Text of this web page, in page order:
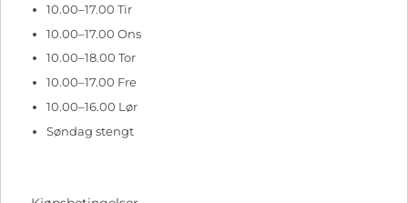
10.00–17.00 Tir
10.00–17.00 Ons
10.00–18.00 Tor
10.00–17.00 Fre
10.00–16.00 Lør
Søndag stengt